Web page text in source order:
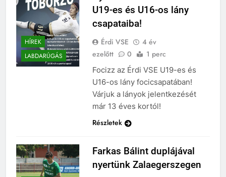
HÍREK
LABDARÚGÁS
U19-es és U16-os lány
csapataiba!
Érdi VSE
4 év
ezelőtt
0 1 perc
Focizz az Érdi VSE U19-es és
U16-os lány focicsapatában!
Várjuk a lányok jelentkezését
már 13 éves kortól!
Részletek
Farkas Bálint duplájával
nyertünk Zalaegerszegen